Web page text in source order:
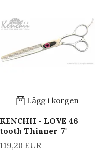
Lägg i korgen
KENCHII - LOVE 46
tooth Thinner 7"
119,20 EUR